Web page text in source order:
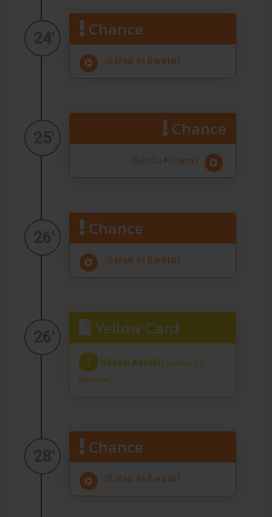
Chance
(Szilasi és Barátai)
Chance
(SenSu Al Hana)
Chance
(Szilasi és Barátai)
Yellow Card
7 Nádasi Kornél (Szilasi és
Barátai)
Chance
(Szilasi és Barátai)